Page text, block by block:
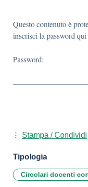
Questo contenuto è
inserisci la password qui
Password:
Stampa / Condividi
Tipologia
Circolari docenti